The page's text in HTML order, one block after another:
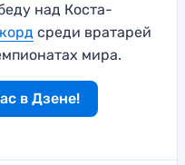
над Коста-
среди вратарей
мира.
в Дзене!